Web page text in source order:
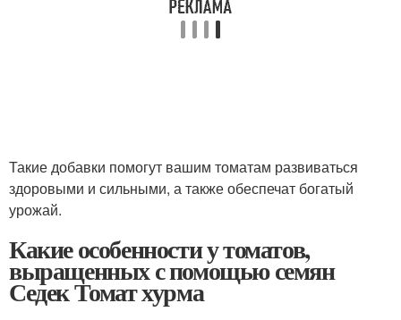
Такие добавки помогут вашим томатам развиваться
здоровыми и сильными, а также обеспечат богатый
урожай.
Какие особенности у томатов,
выращенных с помощью семян
Седек Томат хурма